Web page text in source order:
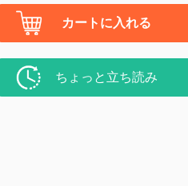
カートに入れる
ちょっと立ち読み